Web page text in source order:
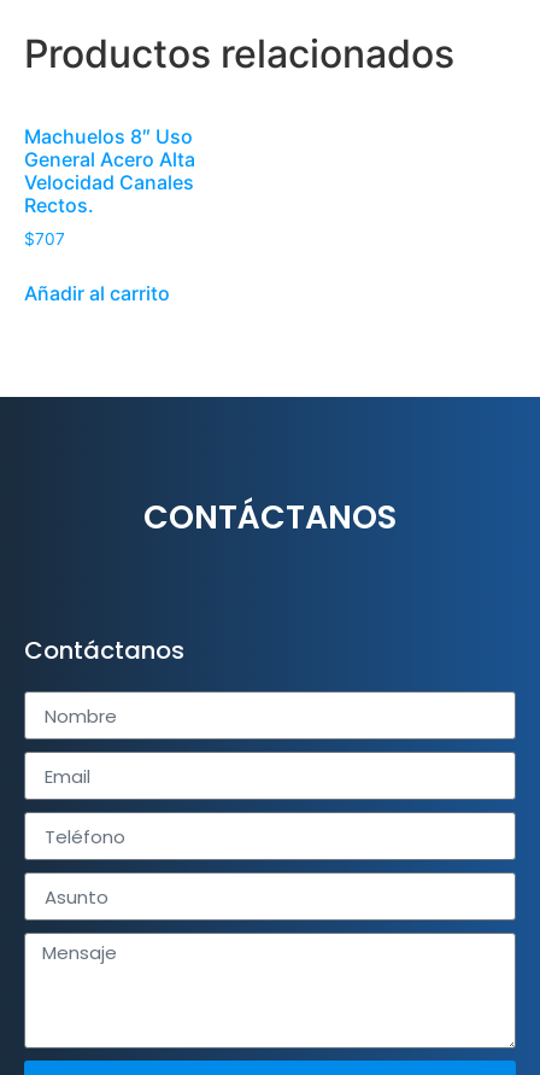
Productos relacionados
Machuelos 8″ Uso
General Acero Alta
Velocidad Canales
Rectos.
$707
Añadir al carrito
CONTÁCTANOS
Contáctanos